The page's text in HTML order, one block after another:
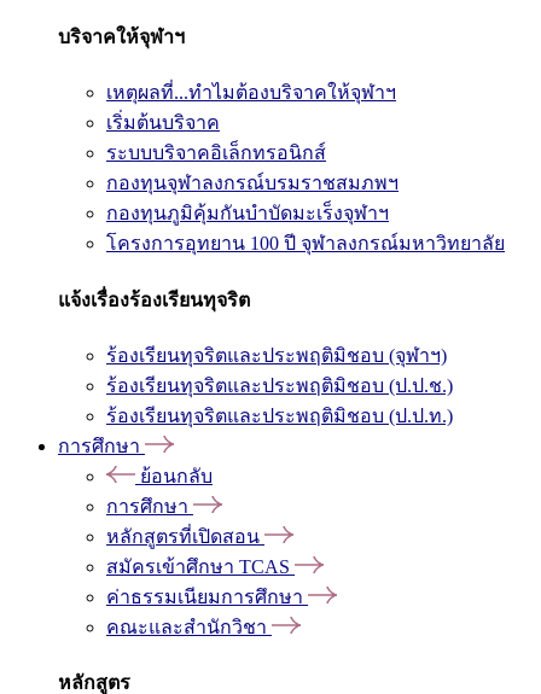
บริจาคให้จุฬาฯ
เหตุผลที่...ทำไมต้องบริจาคให้จุฬาฯ
เริ่มต้นบริจาค
ระบบบริจาคอิเล็กทรอนิกส์
กองทุนจุฬาลงกรณ์บรมราชสมภพฯ
กองทุนภูมิคุ้มกันบำบัดมะเร็งจุฬาฯ
โครงการอุทยาน 100 ปี จุฬาลงกรณ์มหาวิทยาลัย
แจ้งเรื่องร้องเรียนทุจริต
ร้องเรียนทุจริตและประพฤติมิชอบ (จุฬาฯ)
ร้องเรียนทุจริตและประพฤติมิชอบ (ป.ป.ช.)
ร้องเรียนทุจริตและประพฤติมิชอบ (ป.ป.ท.)
การศึกษา
ย้อนกลับ
การศึกษา
หลักสูตรที่เปิดสอน
สมัครเข้าศึกษา TCAS
ค่าธรรมเนียมการศึกษา
คณะและสำนักวิชา
หลักสูตร